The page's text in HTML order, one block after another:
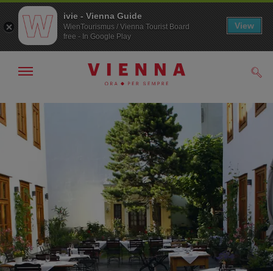
Alla
navigazione
Al
contenuto
Mostra/nascondi
ivie - Vienna Guide
WienTourismus / Vienna Tourist Board
free - In Google Play
View